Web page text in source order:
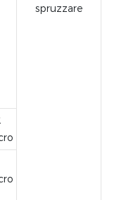
spruzzare